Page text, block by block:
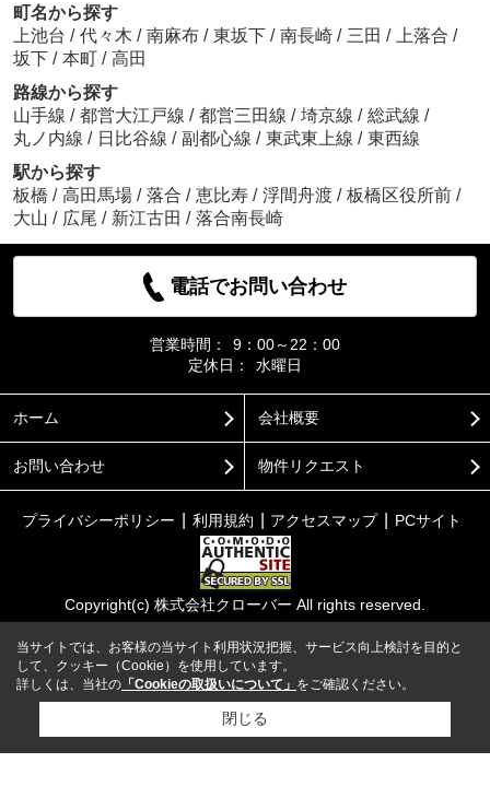
町名から探す
上池台 / 代々木 / 南麻布 / 東坂下 / 南長崎 / 三田 / 上落合 /
坂下 / 本町 / 高田
路線から探す
山手線 / 都営大江戸線 / 都営三田線 / 埼京線 / 総武線 /
丸ノ内線 / 日比谷線 / 副都心線 / 東武東上線 / 東西線
駅から探す
板橋 / 高田馬場 / 落合 / 恵比寿 / 浮間舟渡 / 板橋区役所前 /
大山 / 広尾 / 新江古田 / 落合南長崎
電話でお問い合わせ
営業時間：
9：00～22：00
定休日：
水曜日
ホーム 会社概要
お問い合わせ 物件リクエスト
プライバシーポリシー 利用規約 アクセスマップ PCサイト
Copyright(c) 株式会社クローバー All rights reserved.
当サイトでは、お客様の当サイト利用状況把握、サービス向上検討を目的と
して、クッキー（Cookie）を使用しています。
詳しくは、当社の 「Cookieの取扱いについて」 をご確認ください。
閉じる